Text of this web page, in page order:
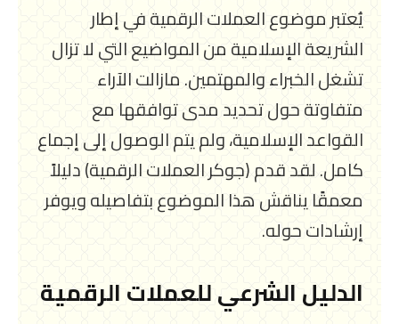
يُعتبر موضوع العملات الرقمية في إطار
الشريعة الإسلامية من المواضيع التي لا تزال
تشغل الخبراء والمهتمين. مازالت الآراء
متفاوتة حول تحديد مدى توافقها مع
القواعد الإسلامية، ولم يتم الوصول إلى إجماع
كامل. لقد قدم (جوكر العملات الرقمية) دليلاً
معمقًا يناقش هذا الموضوع بتفاصيله ويوفر
إرشادات حوله.
الدليل الشرعي للعملات الرقمية